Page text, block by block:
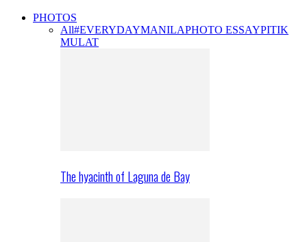
PHOTOS
All#EVERYDAYMANILAPHOTO ESSAYPITIK
MULAT
The hyacinth of Laguna de Bay